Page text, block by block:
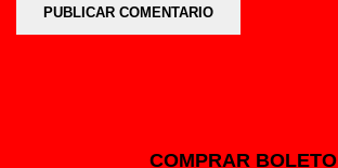
COMPRAR BOLETO